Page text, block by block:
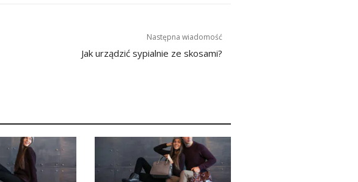
Następna wiadomość
Jak urządzić sypialnie ze skosami?